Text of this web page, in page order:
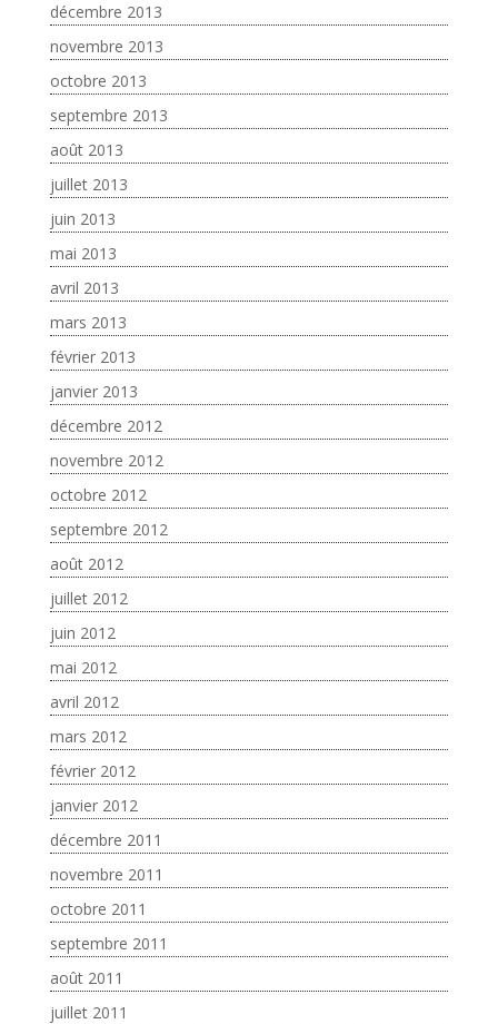
décembre 2013
novembre 2013
octobre 2013
septembre 2013
août 2013
juillet 2013
juin 2013
mai 2013
avril 2013
mars 2013
février 2013
janvier 2013
décembre 2012
novembre 2012
octobre 2012
septembre 2012
août 2012
juillet 2012
juin 2012
mai 2012
avril 2012
mars 2012
février 2012
janvier 2012
décembre 2011
novembre 2011
octobre 2011
septembre 2011
août 2011
juillet 2011